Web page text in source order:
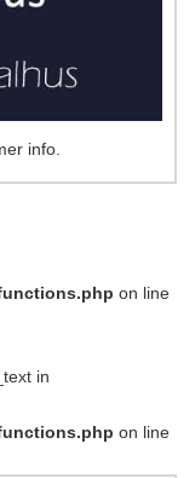
info.
on line
in
on line